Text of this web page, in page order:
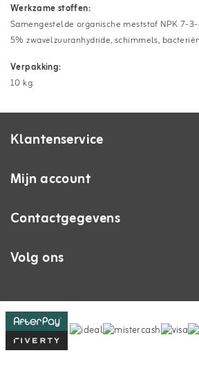
Werkzame stoffen:
Samengestelde organische meststof NPK 7-
5% zwavelzuuranhydride, schimmels,
Verpakking:
10 kg.
Klantenservice
Mijn account
Contactgegevens
Volg ons